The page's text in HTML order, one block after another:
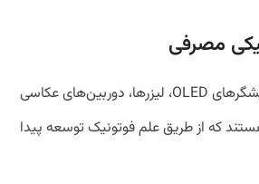
تلفن‌های هوشمند، نمایشگر‌های OLED، لیزر‌ها، دوربین‌های عکاسی
که از طریق علم فوتونیک توسعه پیدا